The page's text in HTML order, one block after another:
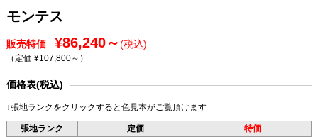
モンテス
販売特価 ¥86,240～(税込)
（定価 ¥107,800～ ）
価格表(税込)
↓張地ランクをクリックすると色見本がご覧頂けます
張地ランク 定価
特価